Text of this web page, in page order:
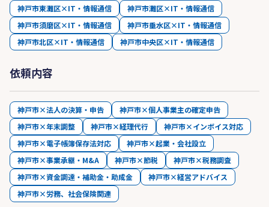
神戸市東灘区×IT・情報通信
神戸市灘区×IT・情報通信
神戸市須磨区×IT・情報通信
神戸市垂水区×IT・情報通信
神戸市北区×IT・情報通信
神戸市中央区×IT・情報通信
依頼内容
神戸市×法人の決算・申告
神戸市×個人事業主の確定申告
神戸市×年末調整
神戸市×経理代行
神戸市×インボイス対応
神戸市×電子帳簿保存法対応
神戸市×起業・会社設立
神戸市×事業承継・M&A
神戸市×節税
神戸市×税務調査
神戸市×資金調達・補助金・助成金
神戸市×経営アドバイス
神戸市×労務、社会保険関連